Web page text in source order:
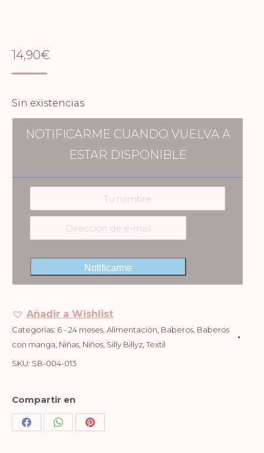
14,90€
Sin existencias
NOTIFICARME CUANDO VUELVA A
ESTAR DISPONIBLE
Notificarme
Añadir a Wishlist
Categorías: 6 - 24 meses Alimentación Baberos Baberos
con manga Niñas Niños Silly Billyz Textil
SKU: SB-004-013
Compartir en
Share Share Share